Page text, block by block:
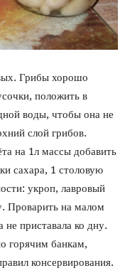
Грибы хорошо
положить в
воды, чтобы она не
слой грибов.
на 1л массы добавить
сахара, 1 столовую
укроп, лавровый
Проварить на малом
приставала ко дну.
горячим банкам,
консервирования.